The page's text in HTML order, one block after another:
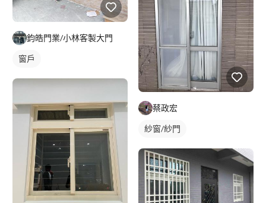
鈞皓門業/小林客製大門
窗戶
蔡政宏
紗窗/紗門